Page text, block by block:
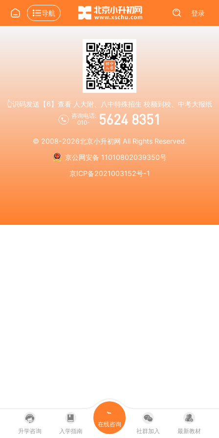
导航 登录
👆识码发送【6】查看 人大附、八中特殊招生 校额到校、中考大报纸
咨询电话:
010-
5624 8351
© 2008-2026北京小升初网 All Rights Reserved.
京公网安备 11010802039350号
京ICP备2021003152号-1
升学咨询 入学指南
在线咨询
社群加入
最新教材